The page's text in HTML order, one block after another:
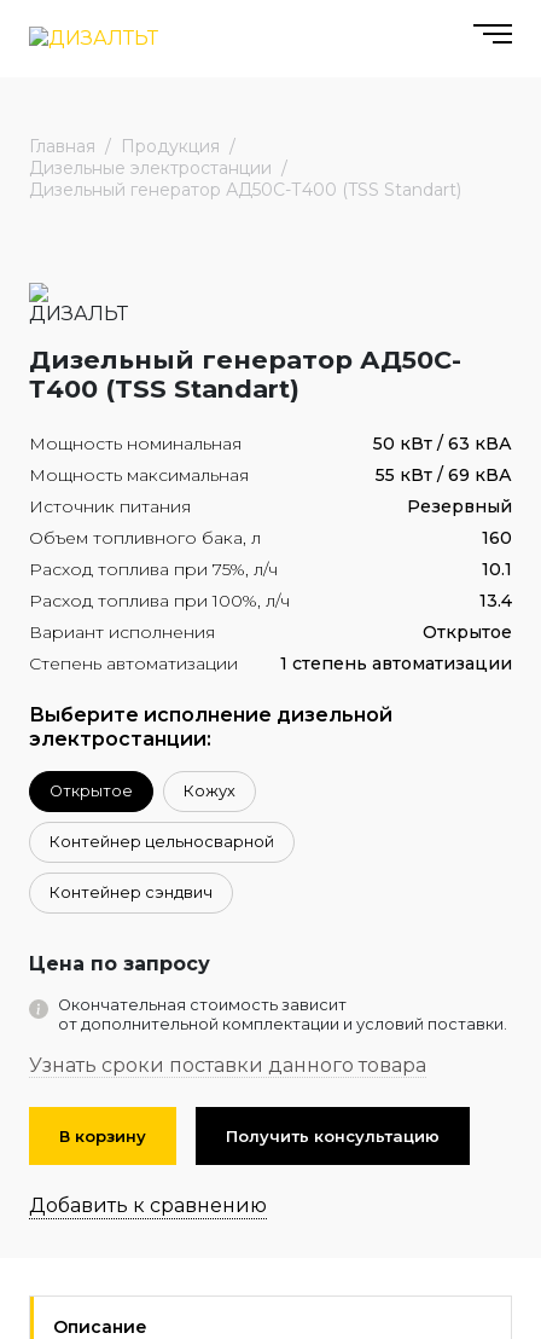
Главная
Продукция
Дизельные электростанции
Дизельный генератор АД50С-Т400 (TSS Standart)
Дизельный генератор АД50С-
Т400 (TSS Standart)
Мощность номинальная
50 кВт / 63 кВА
Мощность максимальная
55 кВт / 69 кВА
Источник питания
Резервный
Объем топливного бака, л
160
Расход топлива при 75%, л/ч
10.1
Расход топлива при 100%, л/ч
13.4
Вариант исполнения
Открытое
Степень автоматизации
1 степень автоматизации
Выберите исполнение дизельной
электростанции:
Открытое Кожух
Контейнер цельносварной
Контейнер сэндвич
Цена по запросу
Окончательная стоимость зависит
от дополнительной комплектации и условий поставки.
Узнать сроки поставки данного товара
В корзину Получить консультацию
Добавить к сравнению
Описание